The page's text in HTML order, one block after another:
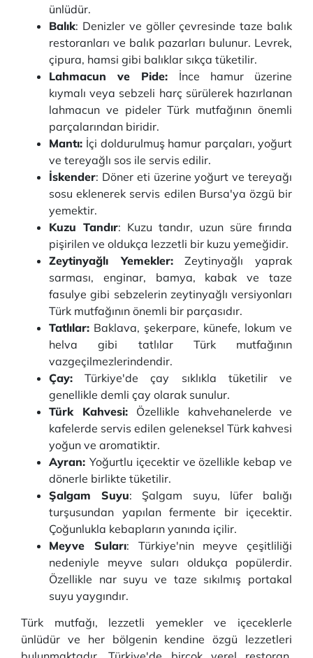
ünlüdür.
Balık: Denizler ve göller çevresinde taze balık
restoranları ve balık pazarları bulunur. Levrek,
çipura, hamsi gibi balıklar sıkça tüketilir.
Lahmacun ve Pide: İnce hamur üzerine
kıymalı veya sebzeli harç sürülerek hazırlanan
lahmacun ve pideler Türk mutfağının önemli
parçalarından biridir.
Mantı: İçi doldurulmuş hamur parçaları, yoğurt
ve tereyağlı sos ile servis edilir.
İskender: Döner eti üzerine yoğurt ve tereyağı
sosu eklenerek servis edilen Bursa'ya özgü bir
yemektir.
Kuzu Tandır: Kuzu tandır, uzun süre fırında
pişirilen ve oldukça lezzetli bir kuzu yemeğidir.
Zeytinyağlı Yemekler:Zeytinyağlı yaprak
sarması, enginar, bamya, kabak ve taze
fasulye gibi sebzelerin zeytinyağlı versiyonları
Türk mutfağının önemli bir parçasıdır.
Tatlılar: Baklava, şekerpare, künefe, lokum ve
helva gibi tatlılar Türk mutfağının
vazgeçilmezlerindendir.
Çay: Türkiye'de çay sıklıkla tüketilir ve
genellikle demli çay olarak sunulur.
Türk Kahvesi: Özellikle kahvehanelerde ve
kafelerde servis edilen geleneksel Türk kahvesi
yoğun ve aromatiktir.
Ayran: Yoğurtlu içecektir ve özellikle kebap ve
dönerle birlikte tüketilir.
Şalgam Suyu: Şalgam suyu, lüfer balığı
turşusundan yapılan fermente bir içecektir.
Çoğunlukla kebapların yanında içilir.
Meyve Suları: Türkiye'nin meyve çeşitliliği
nedeniyle meyve suları oldukça popülerdir.
Özellikle nar suyu ve taze sıkılmış portakal
suyu yaygındır.
Türk mutfağı, lezzetli yemekler ve içeceklerle
ünlüdür ve her bölgenin kendine özgü lezzetleri